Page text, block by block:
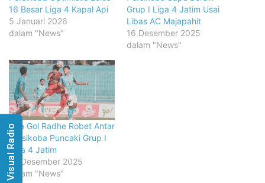
16 Besar Liga 4 Kapal Api
5 Januari 2026
dalam "News"
Grup I Liga 4 Jatim Usai
Libas AC Majapahit
16 Desember 2025
dalam "News"
Dua Gol Radhe Robet Antar
Persikoba Puncaki Grup I
Liga 4 Jatim
15 Desember 2025
dalam "News"
Visual Radio